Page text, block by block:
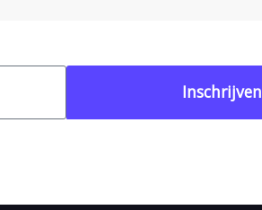
Inschrijven